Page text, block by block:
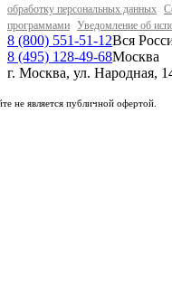
обработку персональных данных
программами Уведомление об
8 (800) 551-51-12Вся
8 (495) 128-49-68Москва
г. Москва, ул. Народная,
не является публичной офертой.